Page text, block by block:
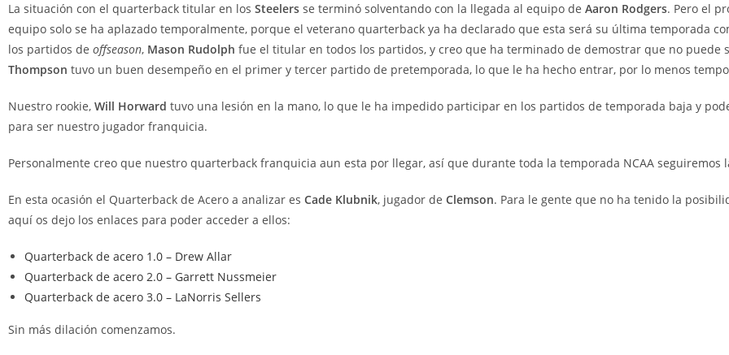
La situación con el quarterback titular en los Steelers se terminó solventando con la llegada al equipo de Aaron Rodgers. Pero el
equipo solo se ha aplazado temporalmente, porque el veterano quarterback ya ha declarado que esta será su última temporada
los partidos de offseason, Mason Rudolph fue el titular en todos los partidos, y creo que ha terminado de demostrar que no puede
Thompson tuvo un buen desempeño en el primer y tercer partido de pretemporada, lo que le ha hecho entrar, por lo menos
Nuestro rookie, Will Horward tuvo una lesión en la mano, lo que le ha impedido participar en los partidos de temporada baja y
para ser nuestro jugador franquicia.
Personalmente creo que nuestro quarterback franquicia aun esta por llegar, así que durante toda la temporada NCAA seguiremos
En esta ocasión el Quarterback de Acero a analizar es Cade Klubnik, jugador de Clemson. Para le gente que no ha tenido la
aquí os dejo los enlaces para poder acceder a ellos:
Quarterback de acero 1.0 – Drew Allar
Quarterback de acero 2.0 – Garrett Nussmeier
Quarterback de acero 3.0 – LaNorris Sellers
Sin más dilación comenzamos.